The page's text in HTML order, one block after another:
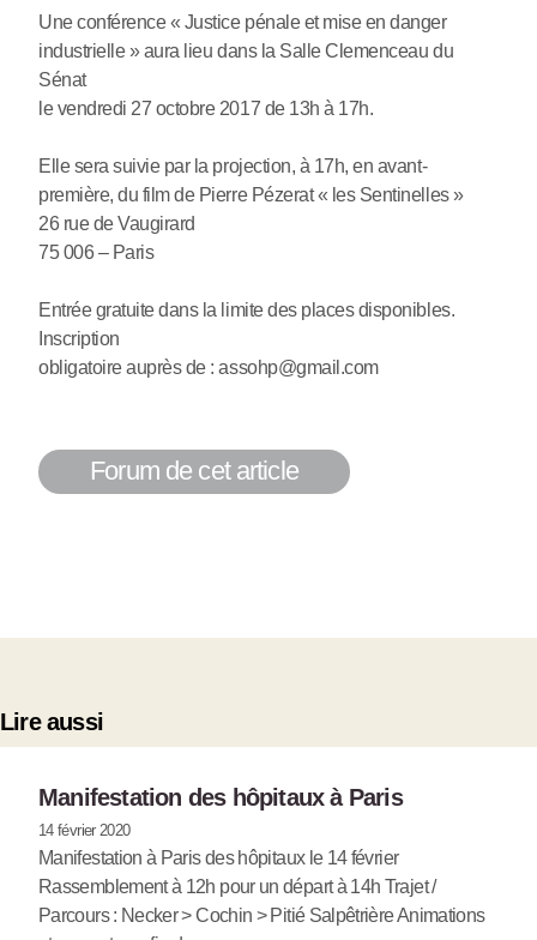
Une conférence « Justice pénale et mise en danger
industrielle » aura lieu dans la Salle Clemenceau du
Sénat
le vendredi 27 octobre 2017 de 13h à 17h.
Elle sera suivie par la projection, à 17h, en avant-
première, du film de Pierre Pézerat « les Sentinelles »
26 rue de Vaugirard
75 006 – Paris
Entrée gratuite dans la limite des places disponibles.
Inscription
obligatoire auprès de : assohp@gmail.com
Forum de cet article
Lire aussi
Manifestation des hôpitaux à Paris
14 février 2020
Manifestation à Paris des hôpitaux le 14 février
Rassemblement à 12h pour un départ à 14h Trajet /
Parcours : Necker > Cochin > Pitié Salpêtrière Animations